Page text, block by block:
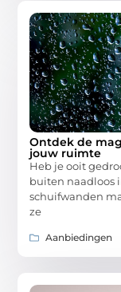
Ontdek de
jouw ruimte
Heb je ooit
buiten naadloos
schuifwanden
ze
Aanbiedingen